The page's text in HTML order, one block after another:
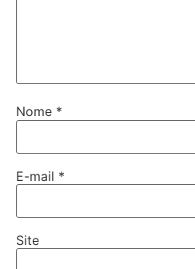
Nome *
E-mail *
Site